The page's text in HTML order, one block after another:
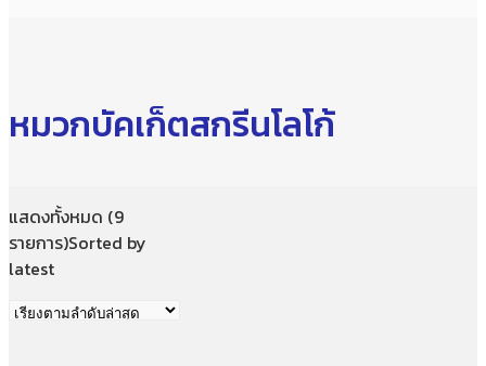
หมวกบัคเก็ตสกรีนโลโก้
แสดงทั้งหมด (9
รายการ)Sorted by
latest